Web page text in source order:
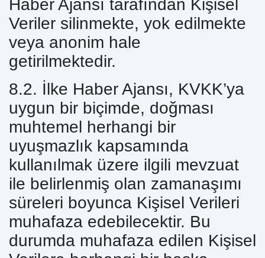
Haber Ajansı tarafından Kişisel
Veriler silinmekte, yok edilmekte
veya anonim hale
getirilmektedir.
8.2. İlke Haber Ajansı, KVKK’ya
uygun bir biçimde, doğması
muhtemel herhangi bir
uyuşmazlık kapsamında
kullanılmak üzere ilgili mevzuat
ile belirlenmiş olan zamanaşımı
süreleri boyunca Kişisel Verileri
muhafaza edebilecektir. Bu
durumda muhafaza edilen Kişisel